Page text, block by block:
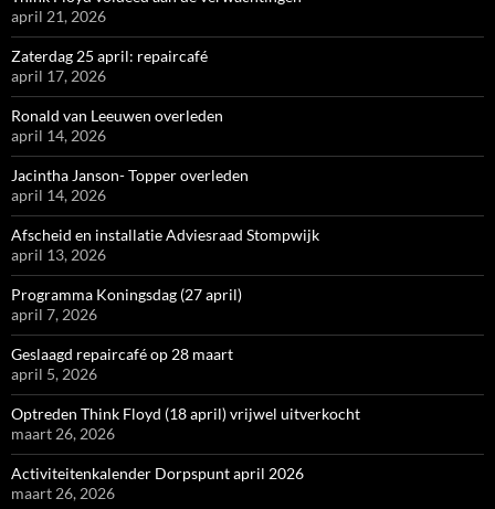
april 21, 2026
Zaterdag 25 april: repaircafé
april 17, 2026
Ronald van Leeuwen overleden
april 14, 2026
Jacintha Janson- Topper overleden
april 14, 2026
Afscheid en installatie Adviesraad Stompwijk
april 13, 2026
Programma Koningsdag (27 april)
april 7, 2026
Geslaagd repaircafé op 28 maart
april 5, 2026
Optreden Think Floyd (18 april) vrijwel uitverkocht
maart 26, 2026
Activiteitenkalender Dorpspunt april 2026
maart 26, 2026